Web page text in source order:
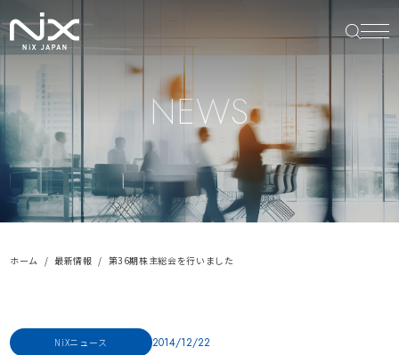
NEWS
ホーム 最新情報 第36期株主総会を行いました
NiXニュース 2014/12/22